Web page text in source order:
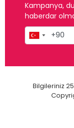
Kampanya,
haberdar
Bilgileriniz